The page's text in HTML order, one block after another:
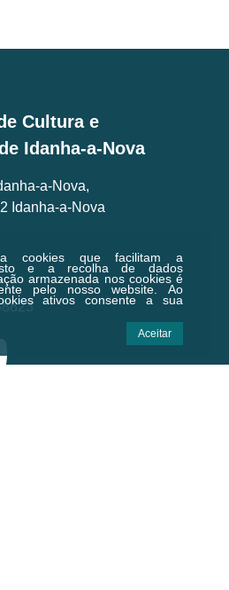
cookies que facilitam a
e a recolha de dados
armazenada nos cookies é
pelo nosso website. Ao
ativos consente a sua
Aceitar
Cultura e
Idanha-a-Nova
a-Nova,
Idanha-a-Nova